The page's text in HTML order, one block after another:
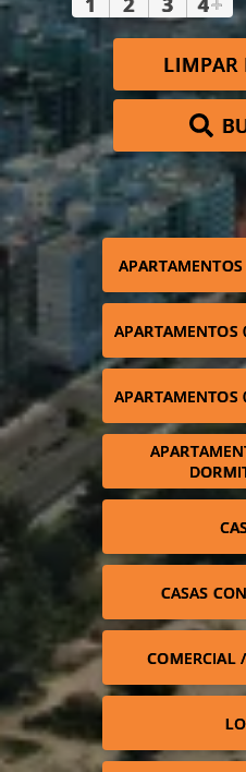
LIMPAR
APARTAMENTOS
APARTAMENTOS
CASAS
COMERCIAL